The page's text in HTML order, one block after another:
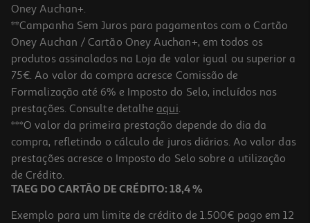
Oney Auchan+.
**Campanha Sem Juros para pagamentos com o Cartão
Oney Auchan / Cartão Oney Auchan+, em todos os
produtos assinalados na Loja de valor igual ou superior a
75€. Ao valor da compra acresce Comissão de
Formalização até 6% e Imposto do Selo, incluídos nas
prestações. Consulte detalhe aqui.
***O valor da primeira prestação depende do dia da
compra, refletindo o cálculo de juros diários. Ao valor das
prestações acresce o Imposto do Selo sobre a utilização
de Crédito.
TAEG DO CARTÃO DE CRÉDITO: 18,4 %
Exemplo para um limite de crédito de 1.500€ pago em 12